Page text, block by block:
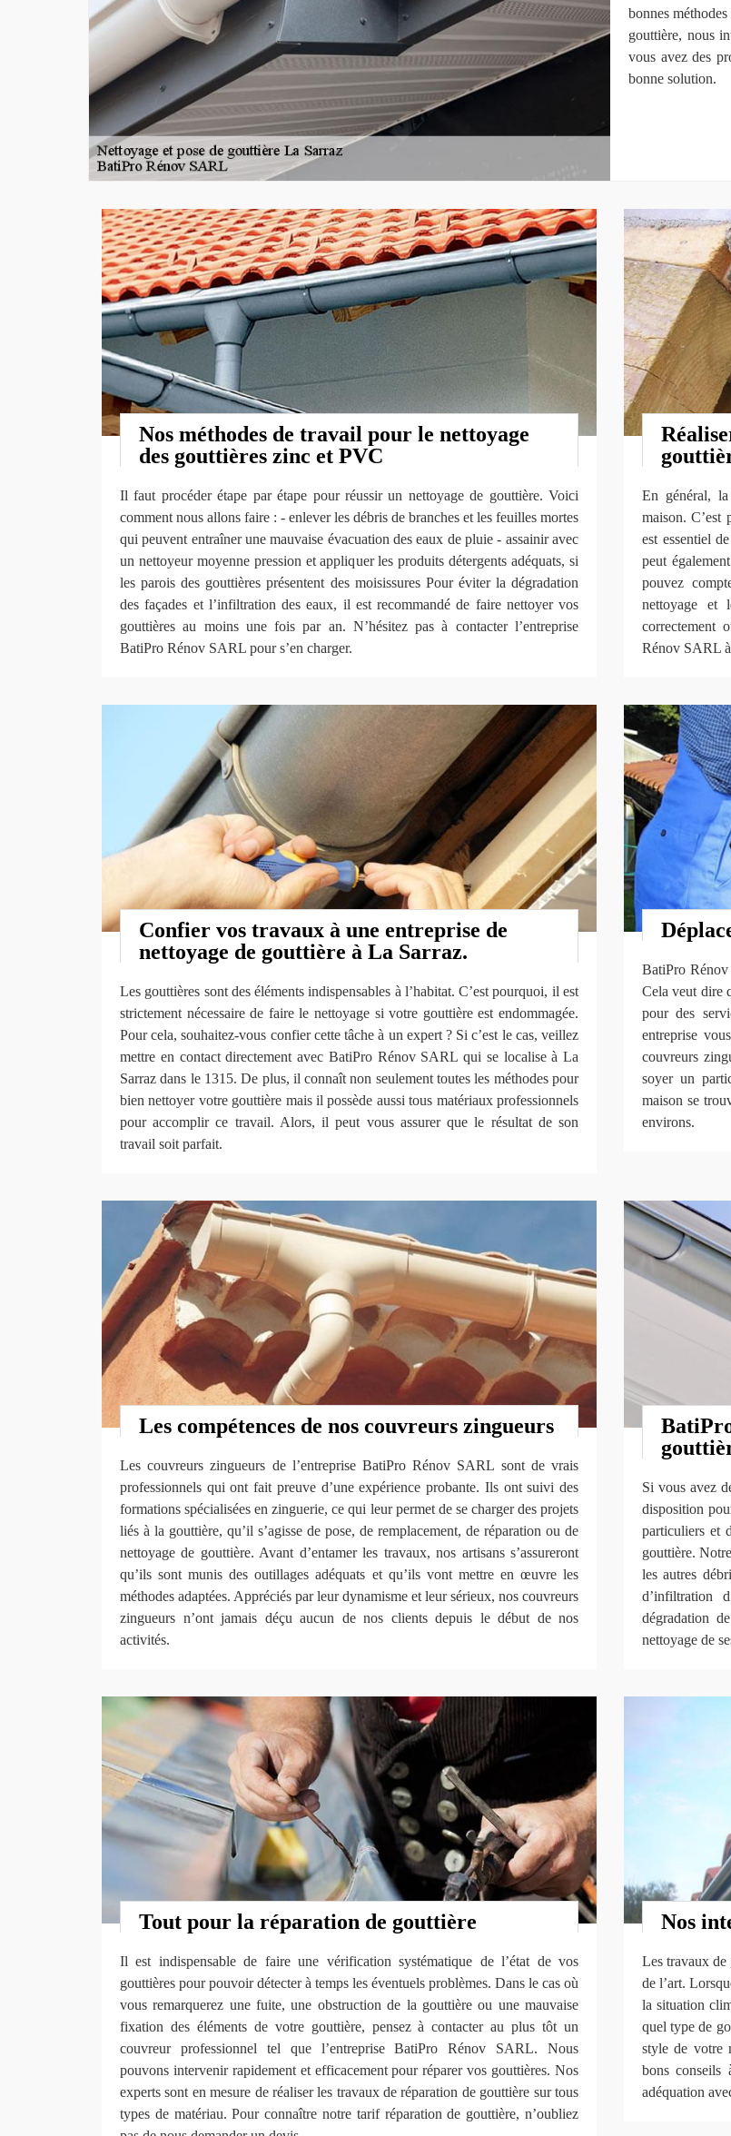
bonnes
gouttière, nous
vous avez des
bonne solution.
Nos méthodes de travail pour le nettoyage
des gouttières zinc et PVC
Il faut procéder étape par étape pour réussir un nettoyage de gouttière. Voici
comment nous allons faire : - enlever les débris de branches et les feuilles mortes
qui peuvent entraîner une mauvaise évacuation des eaux de pluie - assainir avec
un nettoyeur moyenne pression et appliquer les produits détergents adéquats, si
les parois des gouttières présentent des moisissures Pour éviter la dégradation
des façades et l’infiltration des eaux, il est recommandé de faire nettoyer vos
gouttières au moins une fois par an. N’hésitez pas à contacter l’entreprise
BatiPro Rénov SARL pour s’en charger.
En général,
maison. C’est
est essentiel
peut
pouvez
nettoyage et
correctement
Rénov SARL
Confier vos travaux à une entreprise de
nettoyage de gouttière à La Sarraz.
Les gouttières sont des éléments indispensables à l’habitat. C’est pourquoi, il est
strictement nécessaire de faire le nettoyage si votre gouttière est endommagée.
Pour cela, souhaitez-vous confier cette tâche à un expert ? Si c’est le cas, veillez
mettre en contact directement avec BatiPro Rénov SARL qui se localise à La
Sarraz dans le 1315. De plus, il connaît non seulement toutes les méthodes pour
bien nettoyer votre gouttière mais il possède aussi tous matériaux professionnels
pour accomplir ce travail. Alors, il peut vous assurer que le résultat de son
travail soit parfait.
BatiPro
Cela veut dire
pour des
entreprise
couvreurs
soyer un
maison se
environs.
Les compétences de nos couvreurs zingueurs
Les couvreurs zingueurs de l’entreprise BatiPro Rénov SARL sont de vrais
professionnels qui ont fait preuve d’une expérience probante. Ils ont suivi des
formations spécialisées en zinguerie, ce qui leur permet de se charger des projets
liés à la gouttière, qu’il s’agisse de pose, de remplacement, de réparation ou de
nettoyage de gouttière. Avant d’entamer les travaux, nos artisans s’assureront
qu’ils sont munis des outillages adéquats et qu’ils vont mettre en œuvre les
méthodes adaptées. Appréciés par leur dynamisme et leur sérieux, nos couvreurs
zingueurs n’ont jamais déçu aucun de nos clients depuis le début de nos
activités.
Si vous avez
disposition
particuliers et
gouttière.
les autres
d’infiltration
dégradation
nettoyage de
Tout pour la réparation de gouttière
Il est indispensable de faire une vérification systématique de l’état de vos
gouttières pour pouvoir détecter à temps les éventuels problèmes. Dans le cas où
vous remarquerez une fuite, une obstruction de la gouttière ou une mauvaise
fixation des éléments de votre gouttière, pensez à contacter au plus tôt un
couvreur professionnel tel que l’entreprise BatiPro Rénov SARL. Nous
pouvons intervenir rapidement et efficacement pour réparer vos gouttières. Nos
experts sont en mesure de réaliser les travaux de réparation de gouttière sur tous
types de matériau. Pour connaître notre tarif réparation de gouttière, n’oubliez
Nos
Les travaux de
de l’art.
la situation
quel type de
style de votre
bons conseils
adéquation